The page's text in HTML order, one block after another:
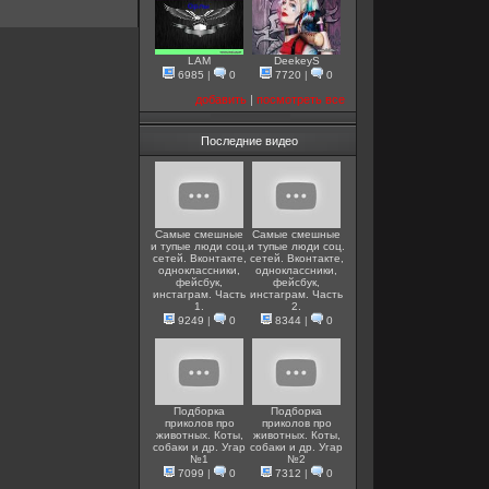
LAM
6985 | 0
DeekeyS
7720 | 0
добавить | посмотреть все
Последние видео
Самые смешные
и тупые люди соц.
сетей. Вконтакте,
одноклассники,
фейсбук,
инстаграм. Часть
1.
9249 | 0
Самые смешные
и тупые люди соц.
сетей. Вконтакте,
одноклассники,
фейсбук,
инстаграм. Часть
2.
8344| 0
Подборка
приколов про
животных. Коты,
собаки и др. Угар
№1
7099 | 0
Подборка
приколов про
животных. Коты,
собаки и др. Угар
№2
7312 | 0